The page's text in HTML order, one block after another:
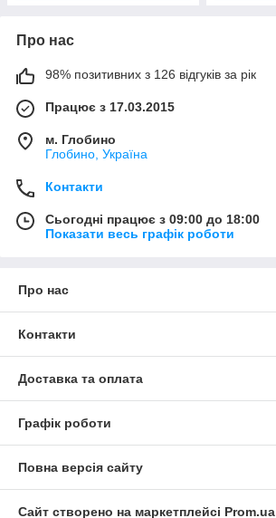
Про нас
98% позитивних з 126 відгуків за рік
Працює з 17.03.2015
м. Глобино
Глобино, Україна
Контакти
Сьогодні працює з 09:00 до 18:00
Показати весь графік роботи
Про нас
Контакти
Доставка та оплата
Графік роботи
Повна версія сайту
Сайт створено на маркетплейсі Prom.ua